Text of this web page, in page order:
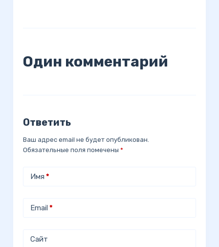
Один комментарий
Ответить
Ваш адрес email не будет опубликован.
Обязательные поля помечены *
Имя *
Email *
Сайт